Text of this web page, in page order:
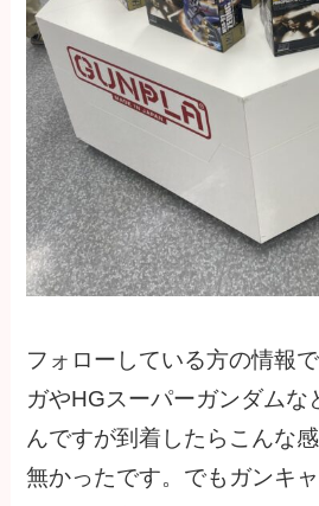
フォローしている方の情報
ガやHGスーパーガンダムな
んですが到着したらこんな
無かったです。でもガンキ